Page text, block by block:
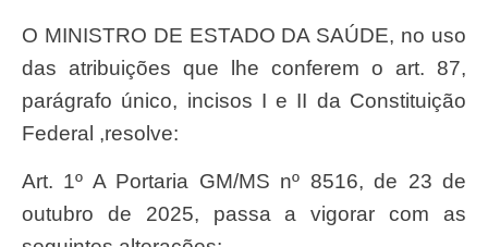
O MINISTRO DE ESTADO DA SAÚDE, no uso
das atribuições que lhe conferem o art. 87,
parágrafo único, incisos I e II da Constituição
Federal ,resolve:
Art. 1º A Portaria GM/MS nº 8516, de 23 de
outubro de 2025, passa a vigorar com as